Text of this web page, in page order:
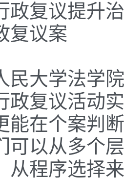
复议提升治
复议案
大学法学院
复议活动实
能在个案判
可以从多个
程序选择来